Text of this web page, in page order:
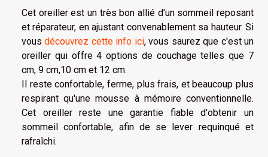
Cet oreiller est un très bon allié d'un sommeil reposant
et réparateur, en ajustant convenablement sa hauteur. Si
vousdécouvrez cette info ici, vous saurez que c'est un
oreiller qui offre 4 options de couchage telles que 7
cm, 9 cm,10 cm et 12 cm.
Il reste confortable, ferme, plus frais, et beaucoup plus
respirant qu'une mousse à mémoire conventionnelle.
Cet oreiller reste une garantie fiable d'obtenir un
sommeil confortable, afin de se lever requinqué et
rafraîchi.